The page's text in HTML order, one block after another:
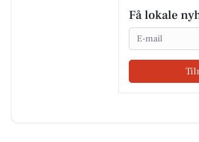
Få lokale
Email